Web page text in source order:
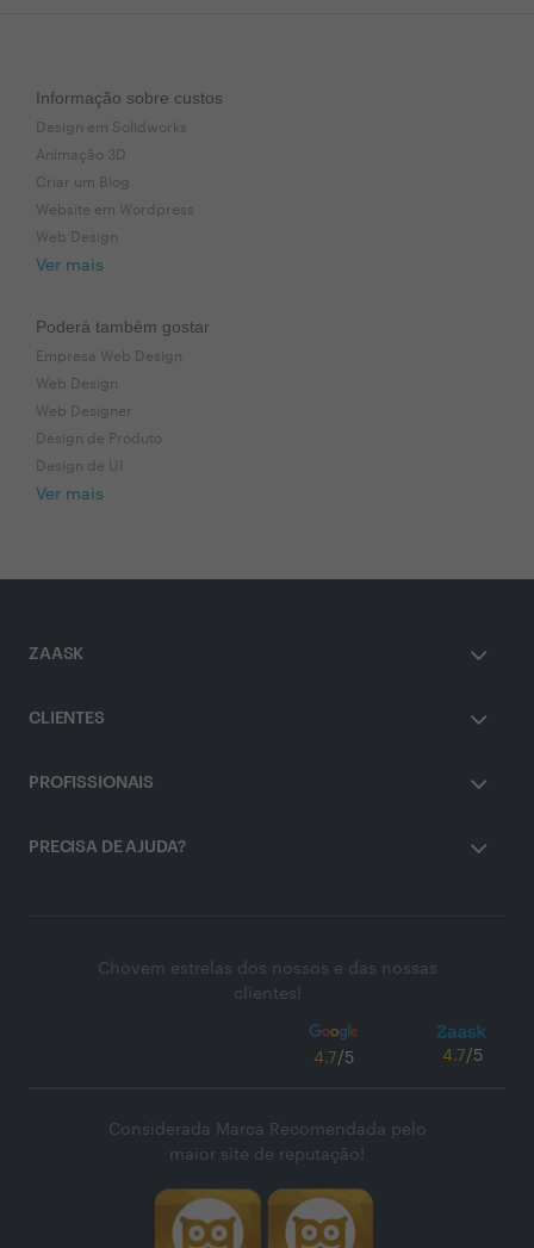
Informação sobre custos
Design em Solidworks
Animação 3D
Criar um Blog
Website em Wordpress
Web Design
Ver mais
Poderá também gostar
Empresa Web Design
Web Design
Web Designer
Design de Produto
Design de UI
Ver mais
ZAASK
CLIENTES
PROFISSIONAIS
PRECISA DE AJUDA?
Chovem estrelas dos nossos e das nossas
clientes!
4.7/5 4.7/5
Considerada Marca Recomendada pelo
maior site de reputação!